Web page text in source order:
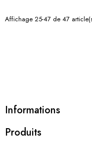
Affichage 25-47 de 47
Informations
Produits